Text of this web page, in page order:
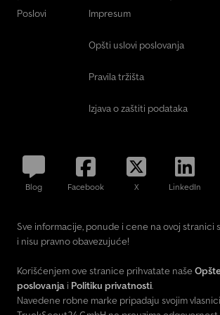
Poslovi Impresum
Opšti uslovi poslovanja
Pravila tržišta
Izjava o zaštiti podataka
Blog Facebook X LinkedIn
Sve informacije, ponude i cene na ovoj stranici
i nisu pravno obavezujuće!
Korišćenjem ove stranice prihvatate naše
poslovanja i Politiku privatnosti.
Navedene robne marke pripadaju svojim